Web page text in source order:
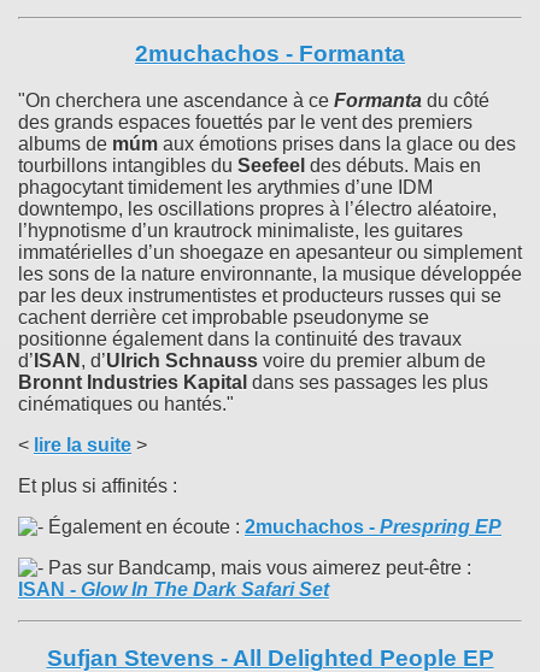
2muchachos - Formanta
"On cherchera une ascendance à ce Formanta du côté
des grands espaces fouettés par le vent des premiers
albums de múm aux émotions prises dans la glace ou des
tourbillons intangibles du Seefeel des débuts. Mais en
phagocytant timidement les arythmies d’une IDM
downtempo, les oscillations propres à l’électro aléatoire,
l’hypnotisme d’un krautrock minimaliste, les guitares
immatérielles d’un shoegaze en apesanteur ou simplement
les sons de la nature environnante, la musique développée
par les deux instrumentistes et producteurs russes qui se
cachent derrière cet improbable pseudonyme se
positionne également dans la continuité des travaux
d’ ISAN , d’Ulrich Schnauss voire du premier album de
Bronnt Industries Kapital dans ses passages les plus
cinématiques ou hantés."
< lire la suite >
Et plus si affinités :
Également en écoute : 2muchachos - Prespring EP
Pas sur Bandcamp, mais vous aimerez peut-être :
ISAN - Glow In The Dark Safari Set
Sufjan Stevens - All Delighted People EP